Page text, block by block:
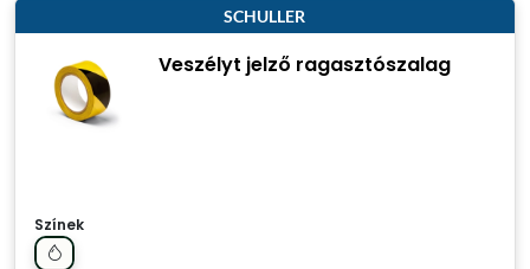
SCHULLER
Veszélyt jelző ragasztószalag
Színek